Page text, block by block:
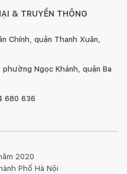
qua phần chat box để
& TRUYỀN THÔNG
Chính, quận Thanh Xuân,
phường Ngọc Khánh, quận Ba
680 636
2020
Phố Hà Nội